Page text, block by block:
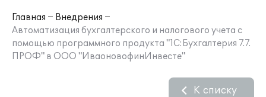
Главная
Внедрения
Автоматизация бухгалтерского и налогового учета с
помощью программного продукта "1С:Бухгалтерия 7.7.
ПРОФ" в ООО "ИваоновофинИнвесте"
К списку